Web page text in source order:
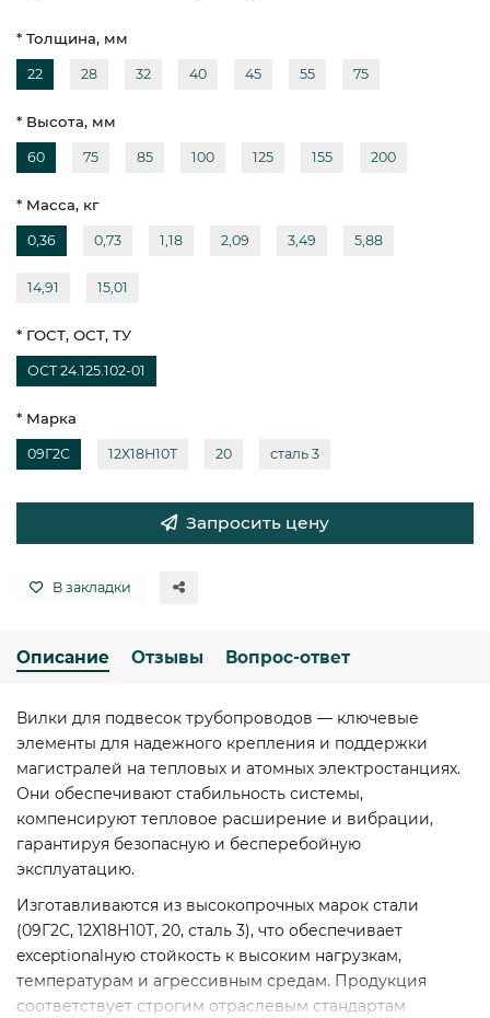
* Толщина, мм
22 28 32 40 45 55 75
* Высота, мм
60 75 85 100 125 155 200
* Масса, кг
0,36 0,73 1,18 2,09 3,49 5,88
14,91 15,01
* ГОСТ, ОСТ, ТУ
ОСТ 24.125.102-01
* Марка
09Г2С 12Х18Н10Т 20 сталь 3
Запросить цену
В закладки
Описание Отзывы Вопрос-ответ
Вилки для подвесок трубопроводов — ключевые
элементы для надежного крепления и поддержки
магистралей на тепловых и атомных электростанциях.
Они обеспечивают стабильность системы,
компенсируют тепловое расширение и вибрации,
гарантируя безопасную и бесперебойную
эксплуатацию.
Изготавливаются из высокопрочных марок стали
(09Г2С, 12Х18Н10Т, 20, сталь 3), что обеспечивает
exceptionalную стойкость к высоким нагрузкам,
температурам и агрессивным средам. Продукция
соответствует строгим отраслевым стандартам